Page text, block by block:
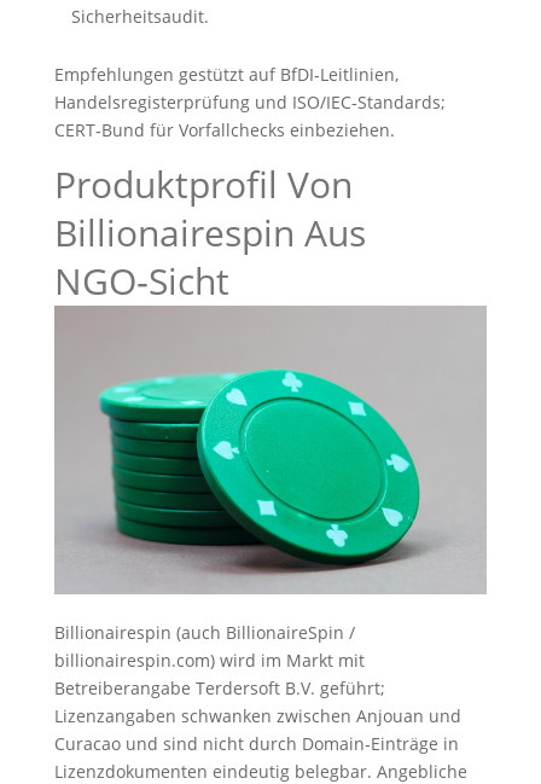
Sicherheitsaudit.
Empfehlungen gestützt auf BfDI‑Leitlinien,
Handelsregisterprüfung und ISO/IEC‑Standards;
CERT‑Bund für Vorfallchecks einbeziehen.
Produktprofil Von
Billionairespin Aus
NGO‑Sicht
Billionairespin (auch BillionaireSpin /
billionairespin.com) wird im Markt mit
Betreiberangabe Terdersoft B.V. geführt;
Lizenzangaben schwanken zwischen Anjouan und
Curacao und sind nicht durch Domain‑Einträge in
Lizenzdokumenten eindeutig belegbar. Angebliche